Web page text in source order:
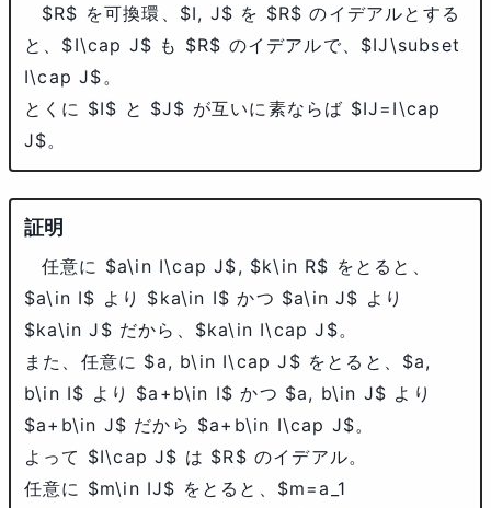
$R$ を可換環、 $I, J$ を $R$ のイデアルとする
と、 $I\cap J$ も $R$ のイデアルで、 $IJ\subset
I\cap J$。
とくに $I$ と $J$ が互いに素ならば $IJ=I\cap
J$。
任意に $a\in I\cap J$, $k\in R$ をとると、
$a\in I$ より $ka\in I$ かつ $a\in J$ より
$ka\in J$ だから、 $ka\in I\cap J$。
また、任意に $a, b\in I\cap J$ をとると、 $a,
b\in I$ より $a+b\in I$ かつ $a, b\in J$ より
$a+b\in J$ だから $a+b\in I\cap J$。
よって $I\cap J$ は $R$ のイデアル。
任意に $m\in IJ$ をとると、 $m=a_1